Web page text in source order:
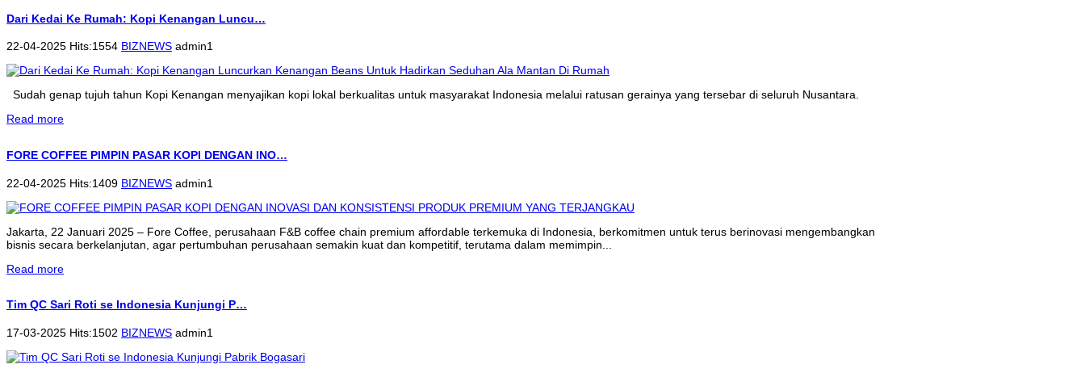
Dari Kedai Ke Rumah: Kopi Kenangan Luncu…
22-04-2025 Hits:1554 BIZNEWS admin1
Sudah genap tujuh tahun Kopi Kenangan menyajikan kopi lokal berkualitas untuk masyarakat Indonesia melalui ratusan gerainya yang tersebar di seluruh Nusantara.
Read more
FORE COFFEE PIMPIN PASAR KOPI DENGAN INO…
22-04-2025 Hits:1409 BIZNEWS admin1
Jakarta, 22 Januari 2025 – Fore Coffee, perusahaan F&B coffee chain premium affordable terkemuka di Indonesia, berkomitmen untuk terus berinovasi mengembangkan
bisnis secara berkelanjutan, agar pertumbuhan perusahaan semakin kuat dan kompetitif, terutama dalam memimpin...
Read more
Tim QC Sari Roti se Indonesia Kunjungi P…
17-03-2025 Hits:1502 BIZNEWS admin1